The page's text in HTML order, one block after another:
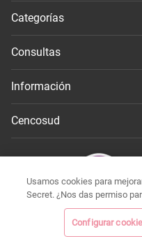
Categorías
Consultas
Información
Cencosud
Todos los
Usamos cookies para
Secret. ¿Nos das permiso
Configurar